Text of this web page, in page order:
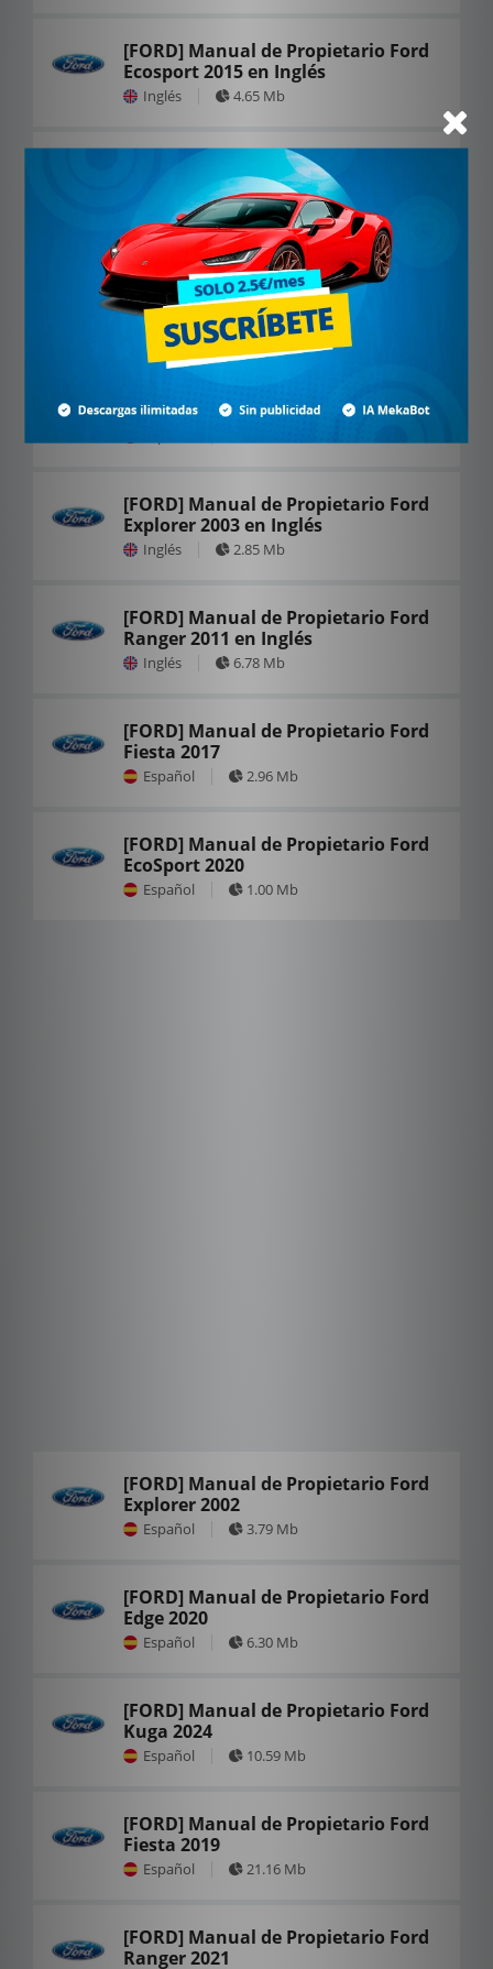
[FORD] Manual de Propietario Ford
Ecosport 2015 en Inglés
Inglés 4.65 Mb
[FORD] Manual de Propietario Ford
Kuga 2010
Español 2.02 Mb
[FORD] Manual de Propietario Ford
Explorer 2004
Español 5.67 Mb
[FORD] Manual de Propietario Ford
Ranger 2022
[FORD] Manual de Propietario Ford
Explorer 2003 en Inglés
Inglés 2.85 Mb
[FORD] Manual de Propietario Ford
Ranger 2011 en Inglés
Inglés 6.78 Mb
[FORD] Manual de Propietario Ford
Fiesta 2017
Español 2.96 Mb
[FORD] Manual de Propietario Ford
EcoSport 2020
Español 1.00 Mb
[FORD] Manual de Propietario Ford
Explorer 2002
Español 3.79 Mb
[FORD] Manual de Propietario Ford
Edge 2020
Español 6.30 Mb
[FORD] Manual de Propietario Ford
Kuga 2024
Español 10.59 Mb
[FORD] Manual de Propietario Ford
Fiesta 2019
Español 21.16 Mb
[FORD] Manual de Propietario Ford
Ranger 2021